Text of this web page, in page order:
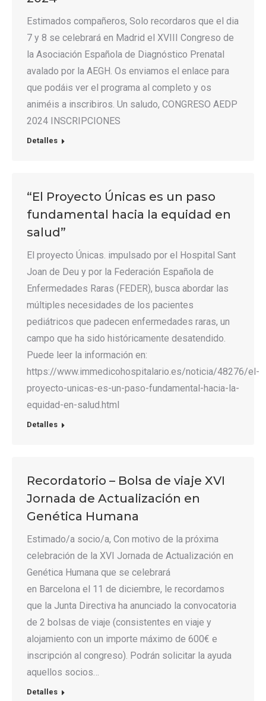
Estimados compañeros, Solo recordaros que el dia
7 y 8 se celebrará en Madrid el XVIII Congreso de
la Asociación Española de Diagnóstico Prenatal
avalado por la AEGH. Os enviamos el enlace para
que podáis ver el programa al completo y os
animéis a inscribiros. Un saludo, CONGRESO AEDP
2024 INSCRIPCIONES
Detalles
“El Proyecto Únicas es un paso
fundamental hacia la equidad en
salud”
El proyecto Únicas. impulsado por el Hospital Sant
Joan de Deu y por la Federación Española de
Enfermedades Raras (FEDER), busca abordar las
múltiples necesidades de los pacientes
pediátricos que padecen enfermedades raras, un
campo que ha sido históricamente desatendido.
Puede leer la información en:
https://www.immedicohospitalario.es/noticia/48276/el-
proyecto-unicas-es-un-paso-fundamental-hacia-la-
equidad-en-salud.html
Detalles
Recordatorio – Bolsa de viaje XVI
Jornada de Actualización en
Genética Humana
Estimado/a socio/a, Con motivo de la próxima
celebración de la XVI Jornada de Actualización en
Genética Humana que se celebrará
en Barcelona el 11 de diciembre, le recordamos
que la Junta Directiva ha anunciado la convocatoria
de 2 bolsas de viaje (consistentes en viaje y
alojamiento con un importe máximo de 600€ e
inscripción al congreso). Podrán solicitar la ayuda
aquellos socios…
Detalles